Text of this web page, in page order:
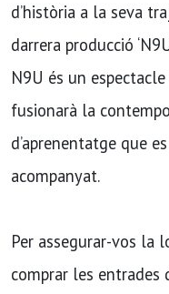
d’història a la seva
darrera producció
N9U és un
fusionarà la
d’aprenentatge que
acompanyat.
Per assegurar-vos la
comprar les entrades